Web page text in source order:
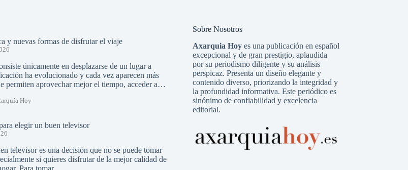
y nuevas formas de disfrutar el viaje
únicamente en desplazarse de un lugar a
ha evolucionado y cada vez aparecen más
permiten aprovechar mejor el tiempo, acceder a…
Hoy
elegir un buen televisor
televisor es una decisión que no se puede tomar
si quieres disfrutar de la mejor calidad de
Sobre Nosotros
Axarquia Hoyes una publicación en español
excepcional y de gran prestigio, aplaudida
por su periodismo diligente y su análisis
perspicaz. Presenta un diseño elegante y
contenido diverso, priorizando la integridad y
la profundidad informativa. Este periódico es
sinónimo de confiabilidad y excelencia
editorial.